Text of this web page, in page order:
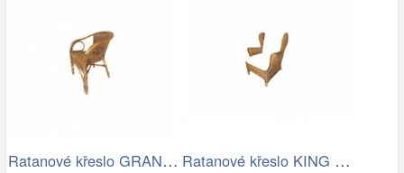
Ratanové křeslo GRANADA - tmavý med Ratanové křeslo KING ušák - tmavý med